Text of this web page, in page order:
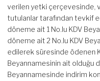
verilen yetki çerçevesinde,
tutulanlar tarafından tevkif
döneme ait 1 No.lu KDV
döneme ait 2 No.lu KDV
edilerek süresinde ödenen
Beyannamesinin ait olduğu
Beyannamesinde indirim